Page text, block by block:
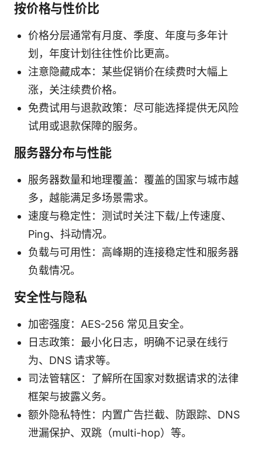
按价格与性价比
价格分层通常有月度、季度、年度与多年计
划，年度计划往往性价比更高。
注意隐藏成本：某些促销价在续费时大幅上
涨，关注续费价格。
免费试用与退款政策：尽可能选择提供无风险
试用或退款保障的服务。
服务器分布与性能
服务器数量和地理覆盖：覆盖的国家与城市越
多，越能满足多场景需求。
速度与稳定性：测试时关注下载/上传速度、
Ping、抖动情况。
负载与可用性：高峰期的连接稳定性和服务器
负载情况。
安全性与隐私
加密强度：AES-256 常见且安全。
日志政策：最小化日志，明确不记录在线行
为、DNS 请求等。
司法管辖区：了解所在国家对数据请求的法律
框架与披露义务。
额外隐私特性：内置广告拦截、防跟踪、DNS
泄漏保护、双跳（multi-hop）等。